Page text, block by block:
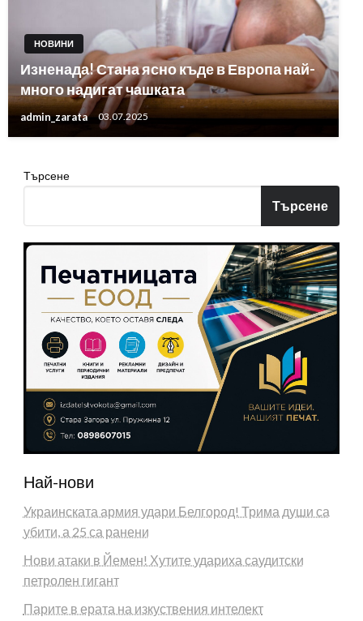
НОВИНИ
Изненада! Стана ясно къде в Европа най-
много надигат чашката
admin_zarata 03.07.2025
Търсене
Търсене
Най-нови
Украинската армия удари Белгород! Трима души са
убити, а 25 са ранени
Нови атаки в Йемен! Хутите удариха саудитски
петролен гигант
Парите в ерата на изкуствения интелект